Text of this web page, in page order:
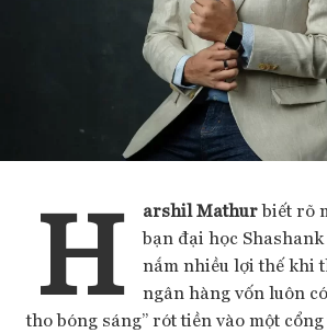
H arshil Mathurbiết rõ
bạn đại học
nắm nhiều lợi thế khi
ngân hàng vốn luôn
tho bóng sáng” rót tiền vào một